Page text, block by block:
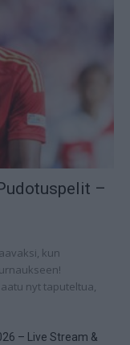
–
kun
nyt taputeltua,
– Live Stream &